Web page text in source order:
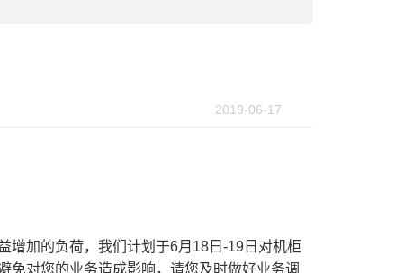
2019-06-17
增加的负荷，我们计划于6月18日-19日对机柜
免对您的业务造成影响，请您及时做好业务调